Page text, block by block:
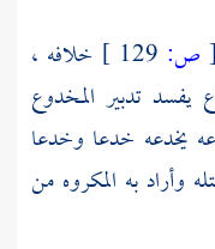
[ ص:
خلافه ،
تدبير المخدوع
يخدعه خدعا وخدعا
به المكروه من